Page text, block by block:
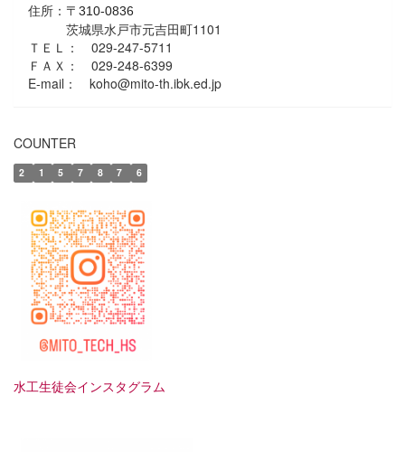
住所： 〒310-0836
茨城県水戸市元吉田町1101
ＴＥＬ： 029-247-5711
ＦＡＸ： 029-248-6399
E-mail： koho@mito-th.ibk.ed.jp
COUNTER
2 1 5 7 8 7 6
水工生徒会インスタグラム